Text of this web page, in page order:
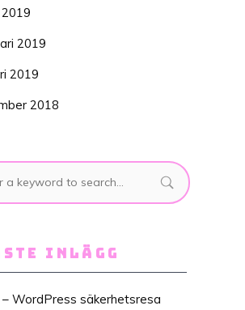
2019
2019
2018
INLÄGG
WordPress säkerhetsresa